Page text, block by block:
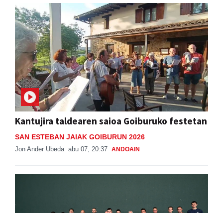
Kantujira taldearen saioa Goiburuko festetan
SAN ESTEBAN JAIAK GOIBURUN 2026
Jon Ander Ubeda abu 07, 20:37 ANDOAIN